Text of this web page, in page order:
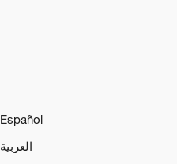
Español
العربية